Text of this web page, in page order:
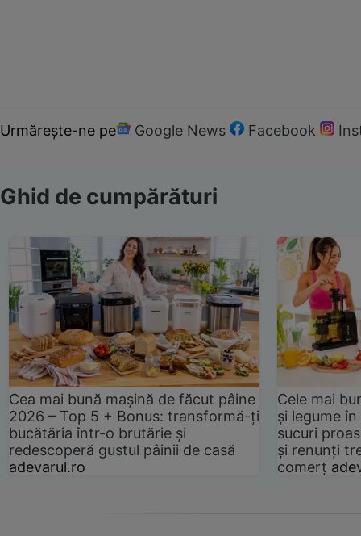
Urmărește-ne pe Google News Facebook
Ghid de cumpărături
Cea mai bună mașină de făcut pâine
2026 – Top 5 + Bonus: transformă-ți
bucătăria într-o brutărie și
redescoperă gustul pâinii de casă
adevarul.ro
Cele mai
și legume
sucuri
și renunți
comerț